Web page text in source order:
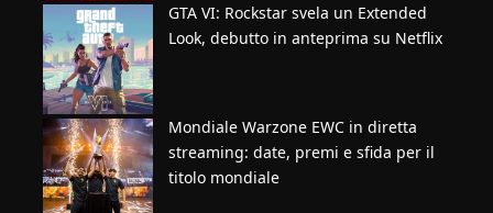
GTA VI: Rockstar svela un Extended
Look, debutto in anteprima su Netflix
Mondiale Warzone EWC in diretta
streaming: date, premi e sfida per il
titolo mondiale